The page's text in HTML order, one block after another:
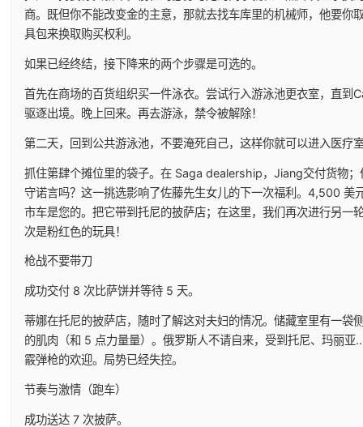
商。既但你不能改变金的主意，那就去找车库里的机械师，他要你
具包来换取购买权利。
如果已经终结，接下降来的两个步骤是可选的。
首先在商场的百货组织买一件泳衣。尝试行入游泳池更衣室，直到
驱逐出境。晚上回来。再去游泳，禁令被解除！
第二天，回到公共游泳池，不要淹死自己，这样你就可以进入医疗
抓住第肆个摊位里的袋子。在 Saga dealership，Jiang交付货物；
守诺言吗？这一挑选影响了佐藤先生女儿的下一次福利。4,500 美
市车是您的。把它带到托尼的披萨店；在这里，我们再次进行另一
次是粉红色的玩具！
枪战不要带刀
成功交付 8 次比萨饼并等待 5 天。
蒂娜在托尼的披萨店，随时了解这对夫妇的情况。储藏室里有一袋
的肌肉（和 5 点力量量）。俄罗斯人不请自来，受到托尼、玛丽
霰弹枪的欢迎。局势已经失控。
节奏与激情（跑车）
成功送达 7 次披萨。